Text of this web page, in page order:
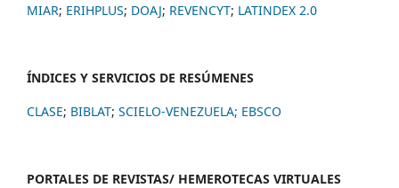
MIAR; ERIHPLUS; DOAJ; REVENCYT; LATINDEX 2.0
ÍNDICES Y SERVICIOS DE RESÚMENES
CLASE; BIBLAT; SCIELO-VENEZUELA; EBSCO
PORTALES DE REVISTAS/ HEMEROTECAS VIRTUALES